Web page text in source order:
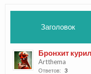
Заголовок
Бронхит
Artthema
Ответов: 3